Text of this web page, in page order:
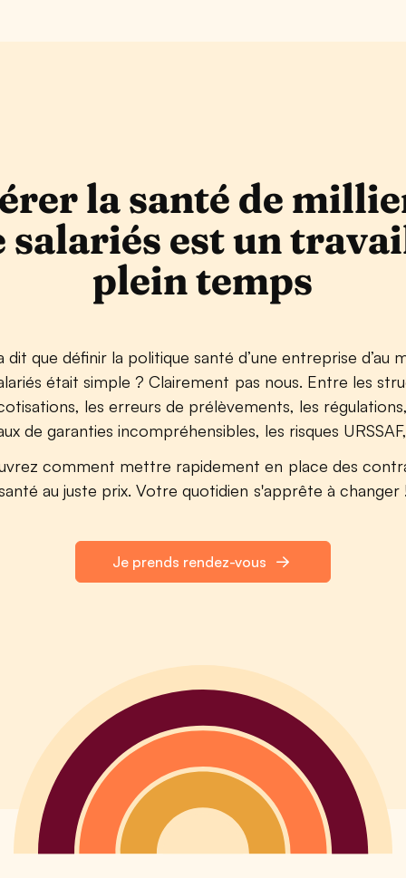
la santé de
salariés est un
plein temps
dit que définir la politique santé d’une entreprise d’au
était simple ? Clairement pas nous. Entre les
les erreurs de prélèvements, les
de garanties incompréhensibles, les risques
comment mettre rapidement en place des
au juste prix. Votre quotidien s'apprête à changer
Je prends rendez-vous